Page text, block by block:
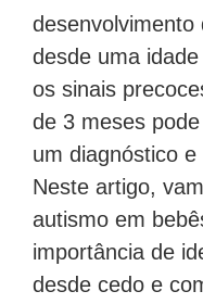
desde uma
os sinais
de 3 meses
um diagnóstico
Neste artigo,
autismo em
importância de
desde cedo e